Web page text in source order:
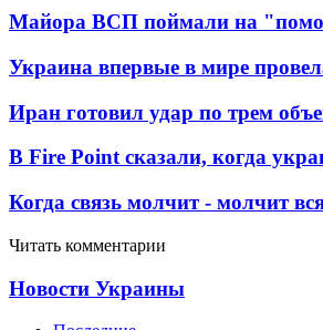
Майора ВСП поймали на
Украина впервые в мире
Иран готовил удар по трем
В Fire Point сказали, когда
Когда связь молчит - молчит
Читать комментарии
Новости Украины